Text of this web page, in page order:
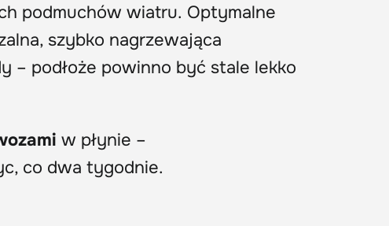
podmuchów wiatru. Optymalne
szybko nagrzewająca
– podłoże powinno być stale lekko
w płynie –
co dwa tygodnie.